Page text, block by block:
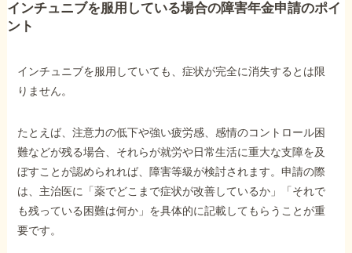
インチュニブを服用している場合の障害年金申請のポイ
ント
インチュニブを服用していても、症状が完全に消失するとは限
りません。
たとえば、注意力の低下や強い疲労感、感情のコントロール困
難などが残る場合、それらが就労や日常生活に重大な支障を及
ぼすことが認められれば、障害等級が検討されます。申請の際
は、主治医に「薬でどこまで症状が改善しているか」「それで
も残っている困難は何か」を具体的に記載してもらうことが重
要です。